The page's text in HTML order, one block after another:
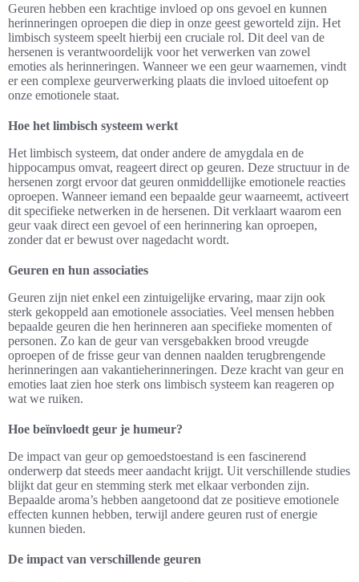
Geuren hebben een krachtige invloed op ons gevoel en kunnen
herinneringen oproepen die diep in onze geest geworteld zijn. Het
limbisch systeem speelt hierbij een cruciale rol. Dit deel van de
hersenen is verantwoordelijk voor het verwerken van zowel
emoties als herinneringen. Wanneer we een geur waarnemen, vindt
er een complexe geurverwerking plaats die invloed uitoefent op
onze emotionele staat.
Hoe het limbisch systeem werkt
Het limbisch systeem, dat onder andere de amygdala en de
hippocampus omvat, reageert direct op geuren. Deze structuur in de
hersenen zorgt ervoor dat geuren onmiddellijke emotionele reacties
oproepen. Wanneer iemand een bepaalde geur waarneemt, activeert
dit specifieke netwerken in de hersenen. Dit verklaart waarom een
geur vaak direct een gevoel of een herinnering kan oproepen,
zonder dat er bewust over nagedacht wordt.
Geuren en hun associaties
Geuren zijn niet enkel een zintuigelijke ervaring, maar zijn ook
sterk gekoppeld aan emotionele associaties. Veel mensen hebben
bepaalde geuren die hen herinneren aan specifieke momenten of
personen. Zo kan de geur van versgebakken brood vreugde
oproepen of de frisse geur van dennen naalden terugbrengende
herinneringen aan vakantieherinneringen. Deze kracht van geur en
emoties laat zien hoe sterk ons limbisch systeem kan reageren op
wat we ruiken.
Hoe beïnvloedt geur je humeur?
De impact van geur op gemoedstoestand is een fascinerend
onderwerp dat steeds meer aandacht krijgt. Uit verschillende studies
blijkt dat geur en stemming sterk met elkaar verbonden zijn.
Bepaalde aroma’s hebben aangetoond dat ze positieve emotionele
effecten kunnen hebben, terwijl andere geuren rust of energie
kunnen bieden.
De impact van verschillende geuren